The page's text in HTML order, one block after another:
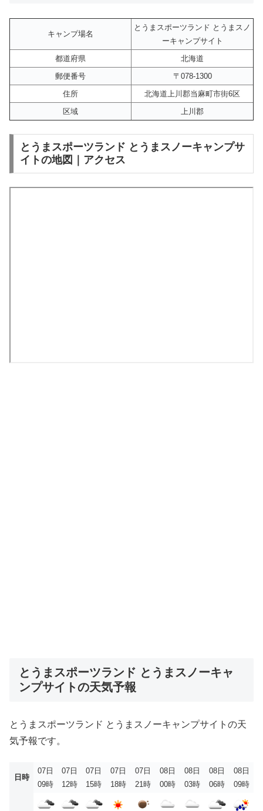
キャンプ場名
とうまスポーツランド とうまスノ
ーキャンプサイト
都道府県
北海道
郵便番号
〒078-1300
住所
北海道上川郡当麻町市街6区
区域
上川郡
とうまスポーツランド とうまスノーキャンプサ
イトの地図｜アクセス
とうまスポーツランド とうまスノーキャ
ンプサイトの天気予報
とうまスポーツランド とうまスノーキャンプサイトの天
気予報です。
日時
07日
09時
07日
12時
07日
15時
07日
18時
07日
21時
08日
00時
08日
03時
08日
06時
08日
09時